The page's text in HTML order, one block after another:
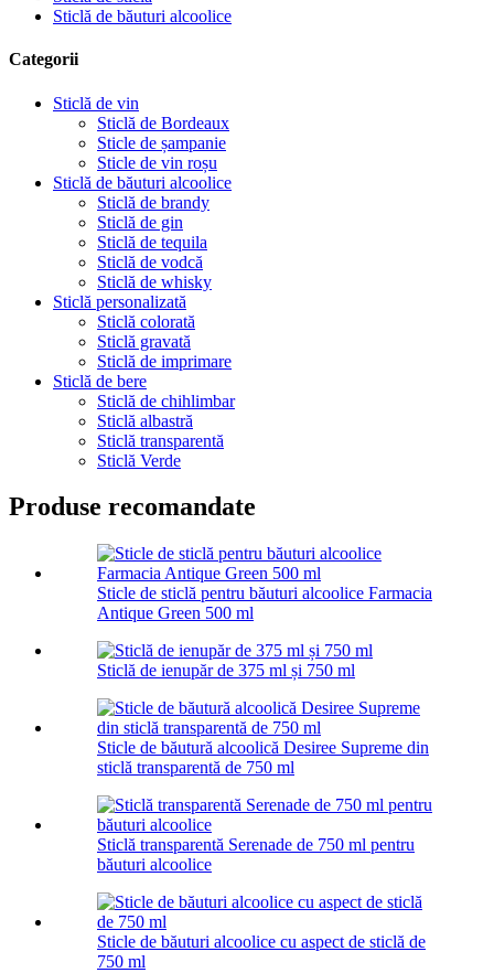
Sticlă de băuturi alcoolice
Categorii
Sticlă de vin
Sticlă de Bordeaux
Sticle de șampanie
Sticle de vin roșu
Sticlă de băuturi alcoolice
Sticlă de brandy
Sticlă de gin
Sticlă de tequila
Sticlă de vodcă
Sticlă de whisky
Sticlă personalizată
Sticlă colorată
Sticlă gravată
Sticlă de imprimare
Sticlă de bere
Sticlă de chihlimbar
Sticlă albastră
Sticlă transparentă
Sticlă Verde
Produse recomandate
Sticle de sticlă pentru băuturi alcoolice Farmacia
Antique Green 500 ml
Sticlă de ienupăr de 375 ml și 750 ml
Sticle de băutură alcoolică Desiree Supreme din
sticlă transparentă de 750 ml
Sticlă transparentă Serenade de 750 ml pentru
băuturi alcoolice
Sticle de băuturi alcoolice cu aspect de sticlă de
750 ml